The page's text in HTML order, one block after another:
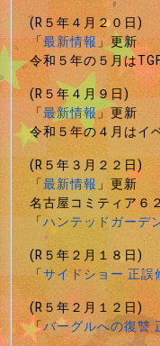
(R５年４月２０日)
「最新情報」更新
令和５年の５月は
(R５年４月９日)
「最新情報」更新
令和５年の４月はイ
(R５年３月２２日)
「最新情報」更新
名古屋コミティア６
「ハンテッドガー
(R５年２月１８日)
「サイドショー 正誤
(R５年２月１２日)
「バーグルへの復讐